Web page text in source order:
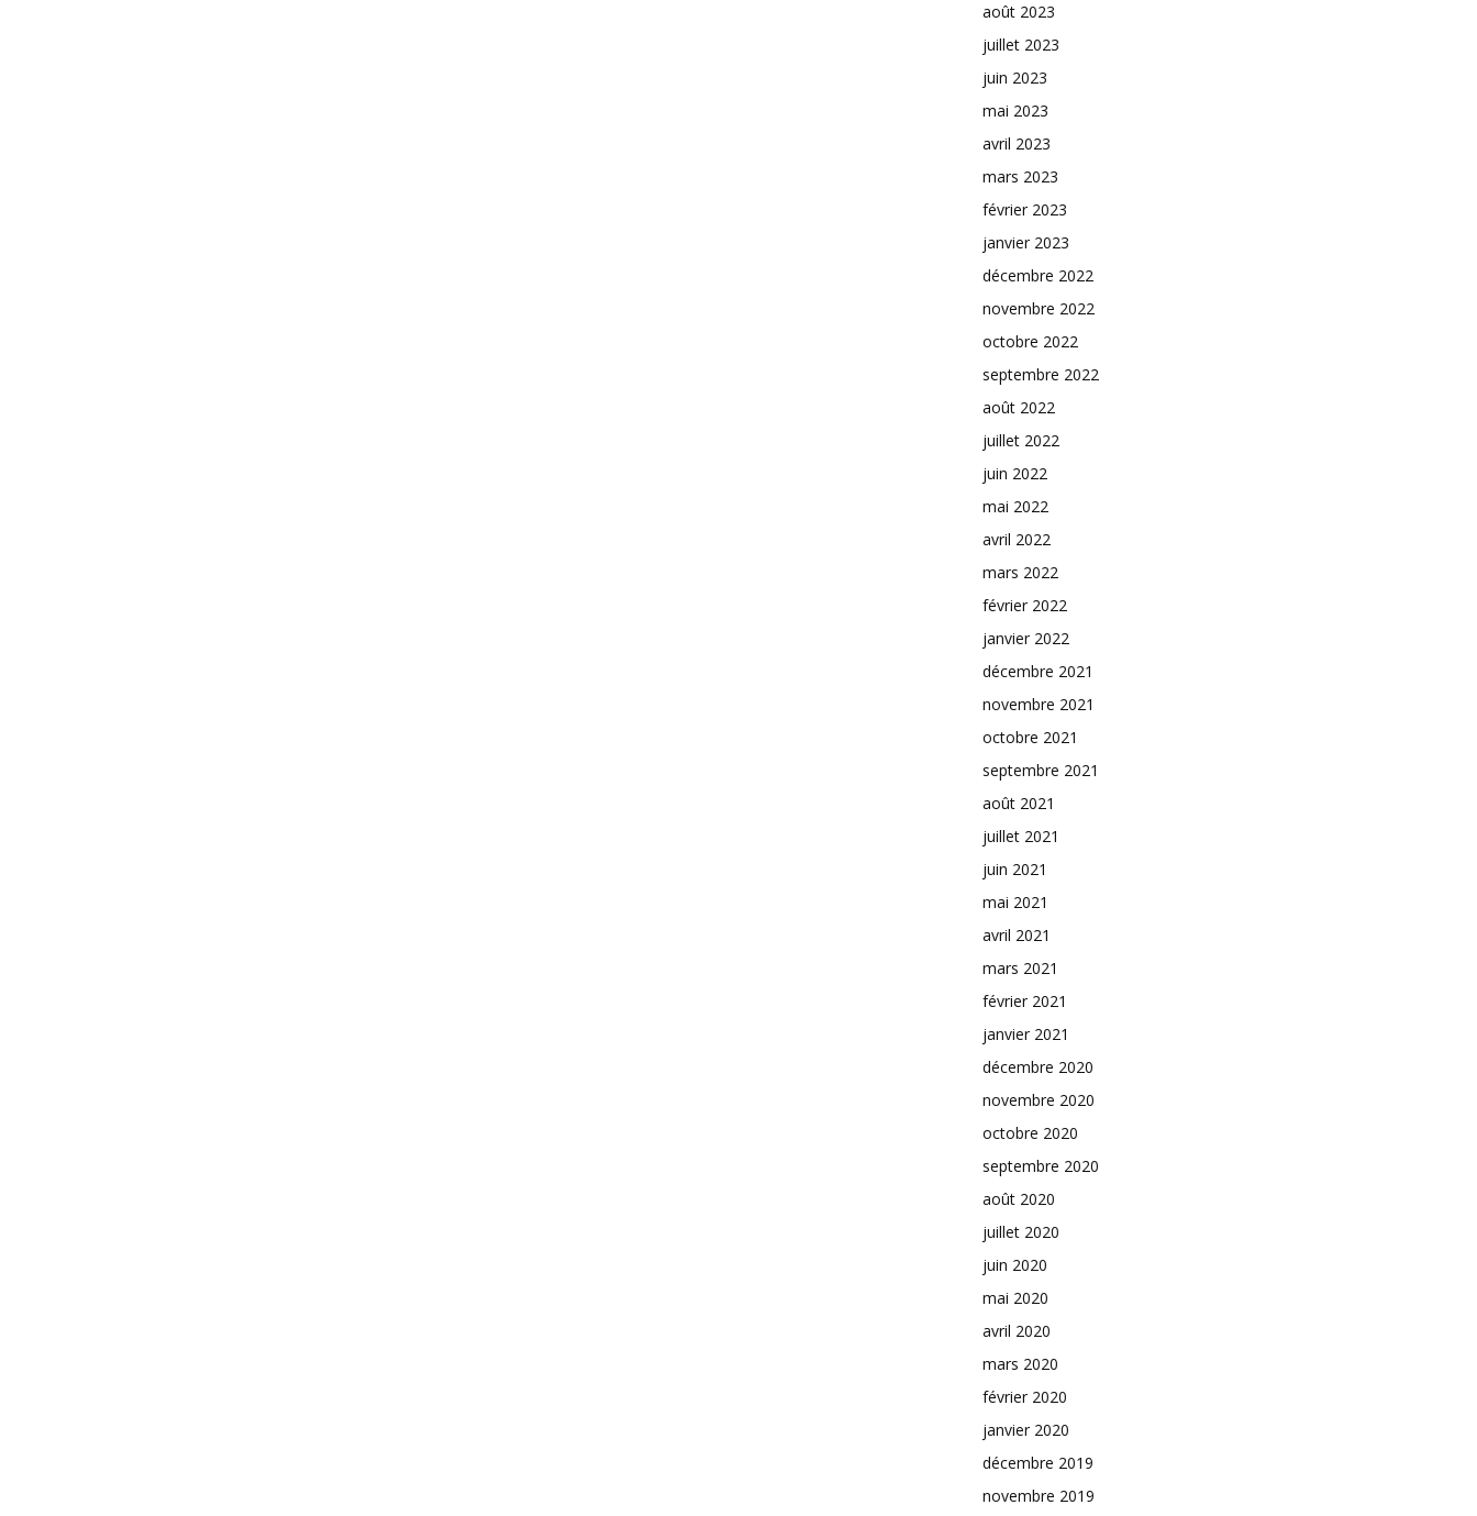
août 2023
juillet 2023
juin 2023
mai 2023
avril 2023
mars 2023
février 2023
janvier 2023
décembre 2022
novembre 2022
octobre 2022
septembre 2022
août 2022
juillet 2022
juin 2022
mai 2022
avril 2022
mars 2022
février 2022
janvier 2022
décembre 2021
novembre 2021
octobre 2021
septembre 2021
août 2021
juillet 2021
juin 2021
mai 2021
avril 2021
mars 2021
février 2021
janvier 2021
décembre 2020
novembre 2020
octobre 2020
septembre 2020
août 2020
juillet 2020
juin 2020
mai 2020
avril 2020
mars 2020
février 2020
janvier 2020
décembre 2019
novembre 2019